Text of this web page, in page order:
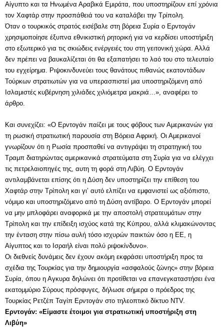
Αίγυπτο και τα Ηνωμένα Αραβικά Εμιράτα, που υποστηρίζουν επί χρόνια
τον Χαφτάρ στην προσπάθειά του να καταλάβει την Τρίπολη.
Όταν ο τουρκικός στρατός εισέβαλε στη βόρεια Συρία ο Ερντογάν
χρησιμοποίησε έξυπνα εθνικιστική ρητορική για να κερδίσει υποστήριξη
στο εξωτερικό για τις σκιώδεις ενέργειές του στη γειτονική χώρα. Αλλά
δεν πρέπει να βαυκαλίζεται ότι θα εξαπατήσει το λαό του στο τελευταίο
του εγχείρημα. Ριψοκινδυνεύει τους θανάτους πιθανώς εκατοντάδων
Τούρκων στρατιωτών για να υπερασπιστεί μια υποστηριζόμενη από
Ισλαμιστές κυβέρνηση χιλιάδες χιλιόμετρα μακριά…», αναφέρει το
άρθρο.
Και συνεχίζει: «Ο Ερντογάν παίζει με τους φόβους των Αμερικανών για
τη ρωσική στρατιωτική παρουσία στη Βόρεια Αφρική. Οι Αμερικανοί
γνωρίζουν ότι η Ρωσία προσπαθεί να αντιγράψει τη στρατηγική του
Τραμπ διατηρώντας αμερικανικά στρατεύματα στη Συρία για να ελέγχει
τις πετρελαιοπηγές της, αυτη τη φορά στη Λιβύη. Ο Ερντογάν
αντιλαμβάνεται επίσης ότι η Δύση δεν υποστηρίζει την επίθεση του
Χαφτάρ στην Τρίπολη και γι’ αυτό ελπίζει να εμφανιστεί ως αξιόπιστο,
νόμιμο και υποστηριζόμενο από τη Δύση αντίβαρο. Ο Ερντογάν μπορεί
να μην μπλοφάρει αναφορικά με την αποστολή στρατευμάτων στην
Τρίπολη και την επίδειξη ισχύος κατά της Κύπρου, αλλά κλιμακώνοντας
την ένταση στην πίσω αυλή τόσο ισχυρών παικτών όσο η ΕΕ, η
Αίγυπτος και το Ισραήλ είναι πολύ ριψοκίνδυνο».
Οι διεθνείς δυνάμεις δεν έχουν ακόμη εκφράσει υποστήριξη προς τα
σχέδια της Τουρκίας για την δημιουργία «ασφαλούς ζώνης» στην βόρεια
Συρία, όπου η Αγκυρα δηλώνει ότι προτίθεται να επανεγκαταστήσει ένα
εκατομμύριο Σύρους πρόσφυγες, δήλωσε σήμερα ο πρόεδρος της
Τουρκίας Ρετζέπ Ταγίπ Ερντογάν στο τηλεοπτικό δίκτυο NTV.
Ερντογάν: «Είμαστε έτοιμοι για στρατιωτική υποστήριξη στη
Λιβύη»